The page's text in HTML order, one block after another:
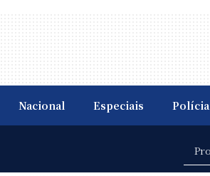
Nacional Especiais Polícia